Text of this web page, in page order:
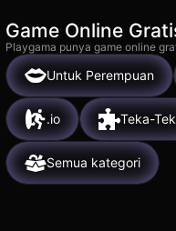
Game Online
Playgama punya game online
Untuk Perempuan
.io Teka-
Semua kategori